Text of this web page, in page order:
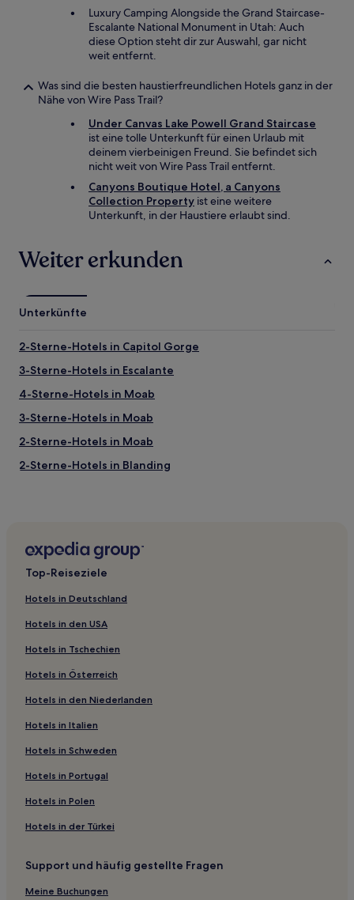
Luxury Camping Alongside the Grand Staircase-
Escalante National Monument in Utah: Auch
diese Option steht dir zur Auswahl, gar nicht
weit entfernt.
Was sind die besten haustierfreundlichen Hotels ganz in der
Nähe von Wire Pass Trail?
Under Canvas Lake Powell Grand Staircase
ist eine tolle Unterkunft für einen Urlaub mit
deinem vierbeinigen Freund. Sie befindet sich
nicht weit von Wire Pass Trail entfernt.
Canyons Boutique Hotel, a Canyons
Collection Property ist eine weitere
Unterkunft, in der Haustiere erlaubt sind.
Weiter erkunden
Unterkünfte
2-Sterne-Hotels in Capitol Gorge
3-Sterne-Hotels in Escalante
4-Sterne-Hotels in Moab
3-Sterne-Hotels in Moab
2-Sterne-Hotels in Moab
2-Sterne-Hotels in Blanding
Hotels nahe Southern Utah University
Ticaboo Hotels
Hotels nahe Bullfrog Marina
Hotels nahe Navajo Trail
Hotels nahe Clear Creek Overlook
Panguitch Hotels
Halls Crossing Hotels
St. George Hotels
Hotels nahe Cedar City Utah Temple
Hotels nahe Zion-Nationalpark
Hotels nahe Adams Shakespearean Theatre
Hotels nahe Frontier Homestead State Park Museum
Kanab Hotels
New Harmony Hotels
Top-Reiseziele
Hotels in Deutschland
Hotels in den USA
Hotels in Tschechien
Hotels in Österreich
Hotels in den Niederlanden
Hotels in Italien
Hotels in Schweden
Hotels in Portugal
Hotels in Polen
Hotels in der Türkei
Support und häufig gestellte Fragen
Meine Buchungen